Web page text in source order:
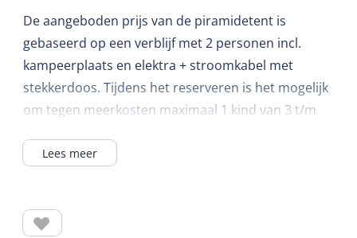
De aangeboden prijs van de piramidetent is
gebaseerd op een verblijf met 2 personen incl.
kampeerplaats en elektra + stroomkabel met
stekkerdoos. Tijdens het reserveren is het mogelijk
om tegen meerkosten maximaal 1 kind van 3 t/m
boeken. Bij een bezetting van 4 personen adviseren
In de compacte piramide tent is één slaapcabine
Lees meer